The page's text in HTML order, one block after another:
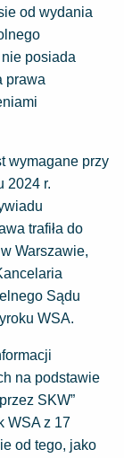
od wydania
posiada
prawa
wymagane przy
2024 r.
trafiła do
Warszawie,
Sądu
WSA.
na podstawie
SKW”
WSA z 17
od tego, jako